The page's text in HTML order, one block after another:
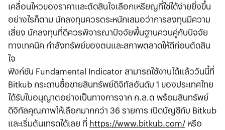
เคลื่อนไหวของราคาและตัดสินใจเลือกเหรียญที่ใช่ได้ง่ายยิ่งขึ้น
อย่างไรก็ตาม นักลงทุนควรตระหนักเสมอว่าการลงทุนมีความ
เสี่ยง นักลงทุนที่ดีควรพิจารณาปัจจัยพื้นฐานควบคู่กับปัจจัย
ทางเทคนิค กำลังทรัพย์ของตนและสภาพตลาดให้ดีก่อนตัดสิน
ใจ
ฟังก์ชัน Fundamental Indicator สามารถใช้งานได้แล้ววันนี้ที่
Bitkub กระดานซื้อขายสินทรัพย์ดิจิทัลอันดับ 1 ของประเทศไทย
ได้รับใบอนุญาตอย่างเป็นทางการจาก ก.ล.ต พร้อมสินทรัพย์
ดิจิทัลคุณภาพให้เลือกมากกว่า 36 รายการ เปิดบัญชีกับ Bitkub
และเริ่มต้นเทรดได้เลย ที่ https://www.bitkub.com/ หรือ